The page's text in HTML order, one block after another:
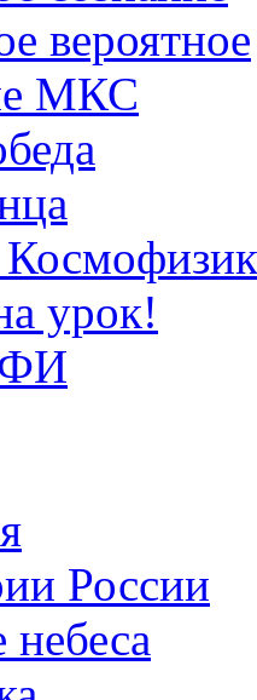
вероятное
МКС
урок!
России
небеса